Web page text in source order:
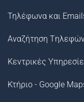
Τηλέφωνα και
Αναζήτηση
Κεντρικές
Κτήριο - Google